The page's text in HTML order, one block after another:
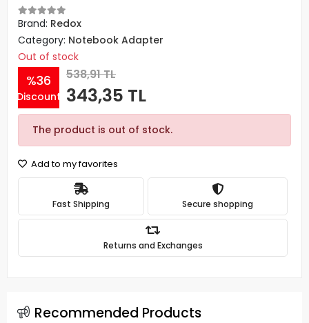
Brand: Redox
Category: Notebook Adapter
Out of stock
%36
Discount
538,91 TL
343,35 TL
The product is out of stock.
Add to my favorites
Fast Shipping Secure shopping
Returns and Exchanges
Recommended Products